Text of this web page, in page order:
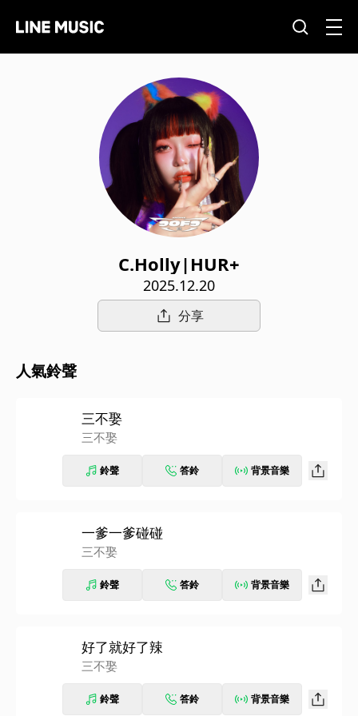
C.Holly|HUR+
2025.12.20
分享
人氣鈴聲
三不娶
三不娶
鈴聲 答鈴 背景音樂
一爹一爹碰碰
三不娶
鈴聲 答鈴 背景音樂
好了就好了辣
三不娶
鈴聲 答鈴 背景音樂